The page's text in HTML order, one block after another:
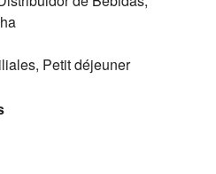
Petit déjeuner